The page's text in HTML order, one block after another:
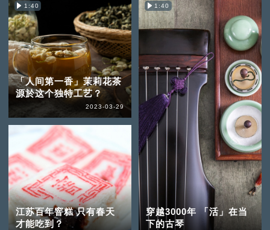
1:40
「人间第一香」茉莉花茶
源於这个独特工艺？
2023-03-29
江苏百年窨糕 只有春天
才能吃到？
1:40
穿越3000年 「活」在当
下的古琴